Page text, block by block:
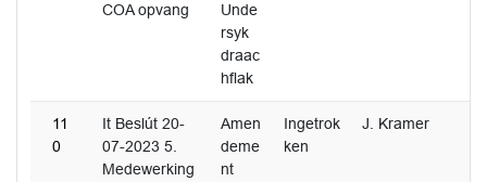
COA opvang
Unde
rsyk
draac
hflak
11
0
It Beslút 20-
07-2023 5.
Medewerking
Amen
deme
nt
Ingetrok
ken
J. Kramer